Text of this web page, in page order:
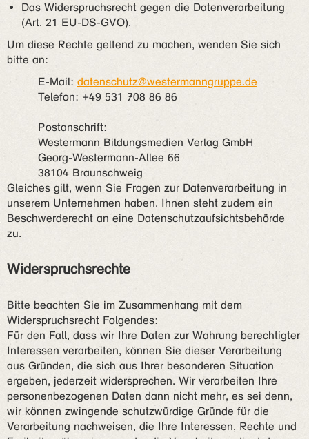
Das Widerspruchsrecht gegen die Datenverarbeitung
(Art. 21 EU-DS-GVO).
Um diese Rechte geltend zu machen, wenden Sie sich
bitte an:
E-Mail: datenschutz@westermanngruppe.de
Telefon: +49 531 708 86 86
Postanschrift:
Westermann Bildungsmedien Verlag GmbH
Georg-Westermann-Allee 66
38104 Braunschweig
Gleiches gilt, wenn Sie Fragen zur Datenverarbeitung in
unserem Unternehmen haben. Ihnen steht zudem ein
Beschwerderecht an eine Datenschutzaufsichtsbehörde
zu.
Widerspruchsrechte
Bitte beachten Sie im Zusammenhang mit dem
Widerspruchsrecht Folgendes:
Für den Fall, dass wir Ihre Daten zur Wahrung berechtigter
Interessen verarbeiten, können Sie dieser Verarbeitung
aus Gründen, die sich aus Ihrer besonderen Situation
ergeben, jederzeit widersprechen. Wir verarbeiten Ihre
personenbezogenen Daten dann nicht mehr, es sei denn,
wir können zwingende schutzwürdige Gründe für die
Verarbeitung nachweisen, die Ihre Interessen, Rechte und